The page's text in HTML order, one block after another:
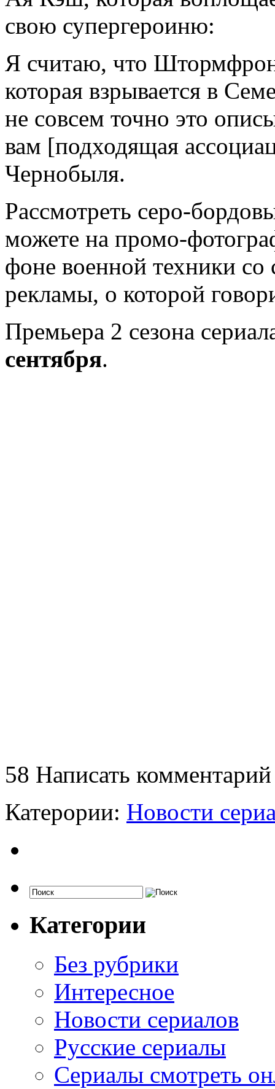
свою супергероиню:
Я считаю, что
которая взрывается в
не совсем точно это
вам [подходящая
Чернобыля.
Рассмотреть серо-
можете на промо-
фоне военной техники
рекламы, о которой
Премьера 2 сезона
сентября.
58 Написать комментарий
Катерории: Новости
Категории
Без рубрики
Интересное
Новости сериалов
Русские сериалы
Сериалы смотреть